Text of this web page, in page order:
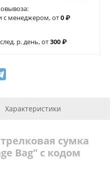
:
с менеджером, от0₽
р. день, от300₽
Характеристики
сумка
Bag" с кодом